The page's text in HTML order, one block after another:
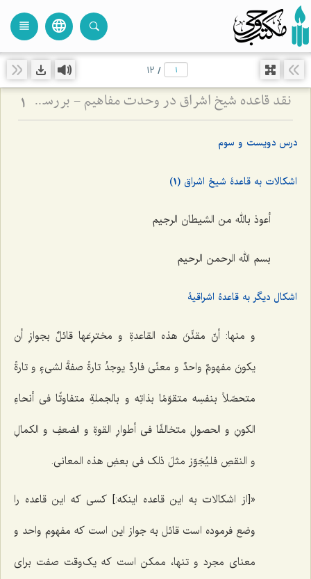
language
view_headline
/
12
نقد قاعده شیخ اشراق در وحدت مفاهیم - بررسی امکان انتزاع مفاهیم متعدد از ذات واحد 1
درس دویست و سوم
اشکالات به قاعدۀ شیخ اشراق (1)
أعوذ بالله من الشیطان الرجیم
بسم الله الرحمن الرحیم
اشکال دیگر به قاعدۀ ‌اشراقیۀ
و منها: أنّ مقنِّنَ هذه القاعدةِ و مخترِعَها قائلٌ بجوازِ أن
یکونَ مفهومٌ واحدٌ و معنًى فاردٌ یوجدُ تارةً صفةً لشی‌ءٍ و تارةً
متحصّلاً بنفسِه متقوّمًا بذاتِه و بالجملةِ متفاوتًا فی أنحاءِ
الکونِ و الحصولِ متخالفًا فی أطوارِ القوةِ و الضعفِ و الکمالِ
و النقصِ فلیُجَوّز مثلَ ذلک فی بعضِ هذه المعانی.
«[از اشکالات به این قاعده اینکه:] کسى که این قاعده را
وضع فرموده است قائل به جواز این است که مفهوم واحد و
معناى مجرد و تنها، ممکن است که یک‌وقت صفت براى